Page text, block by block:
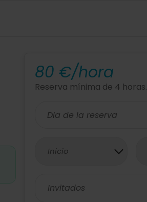
80 €/hora
Reserva mínima de 4 horas.
Inicio
Invitados